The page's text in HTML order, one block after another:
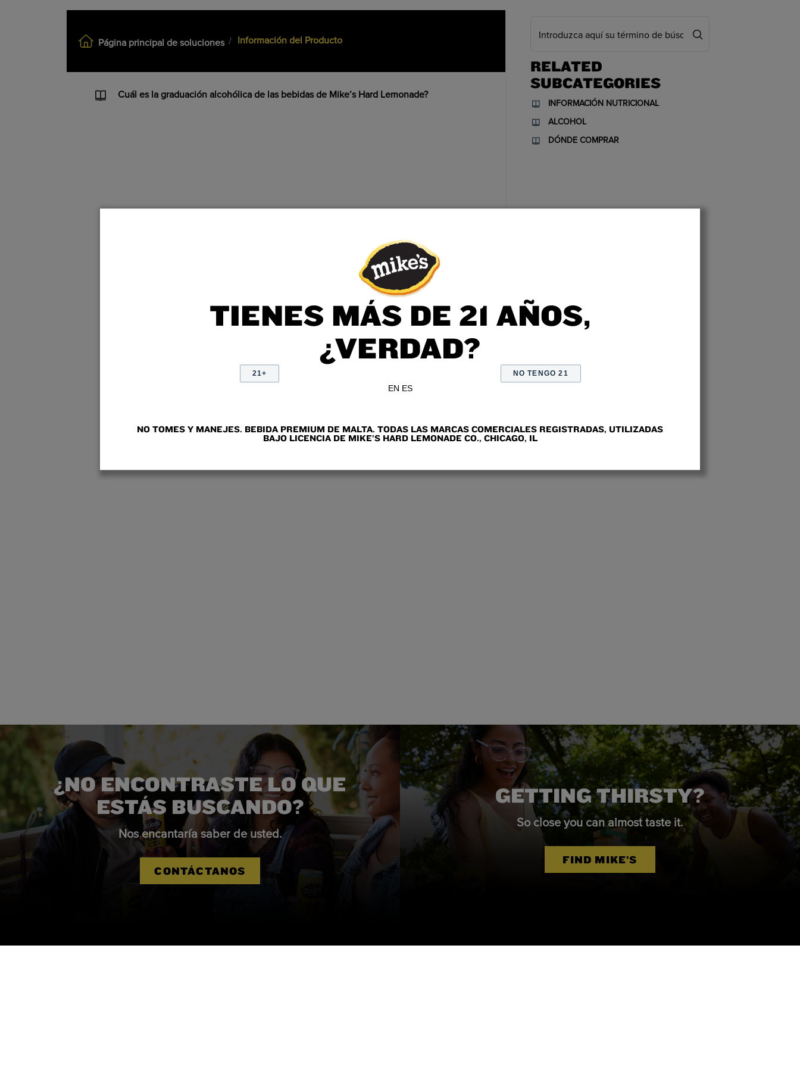
TIENES MÁS DE 21 AÑOS,
¿VERDAD?
21+ NO TENGO 21
EN ES
NO TOMES Y MANEJES. BEBIDA PREMIUM DE MALTA. TODAS LAS MARCAS COMERCIALES REGISTRADAS, UTILIZADAS
BAJO LICENCIA DE MIKE’S HARD LEMONADE CO., CHICAGO, IL
Página principal de soluciones Información del Producto
ALCOHOL
Cuál es la graduación alcohólica de las bebidas de Mike’s Hard Lemonade?
RELATED
SUBCATEGORIES
INFORMACIÓN NUTRICIONAL
ALCOHOL
DÓNDE COMPRAR
¿NO ENCONTRASTE LO QUE
ESTÁS BUSCANDO?
Nos encantaría saber de usted.
CONTÁCTANOS
GETTING THIRSTY?
So close you can almost taste it.
FIND MIKE’S